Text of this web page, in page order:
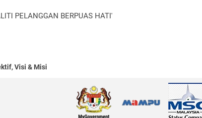
PELANGGAN BERPUAS HATI'
Visi & Misi